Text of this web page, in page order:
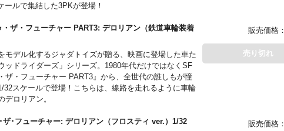
ルで集結した3PKが登場！
ザ・フューチャー PART3: デロリアン（鉄道車輪装着
モデル化するジャダトイズが贈る、映画に登場した車た
ッドライダーズ」シリーズ。1980年代だけではなくSF
ザ・フューチャー PART3』から、全世代の誰しもが憧
スケールで登場！こちらは、線路を走れるように車輪
ロリアン。
販売価格：
売り切れ
･フューチャー: デロリアン（フロスティ ver.）1/32
販売価格：